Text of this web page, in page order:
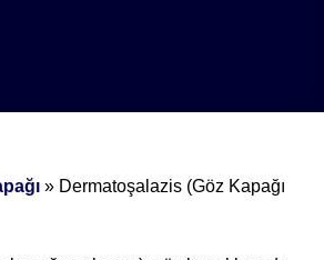
» Dermatoşalazis (Göz Kapağı